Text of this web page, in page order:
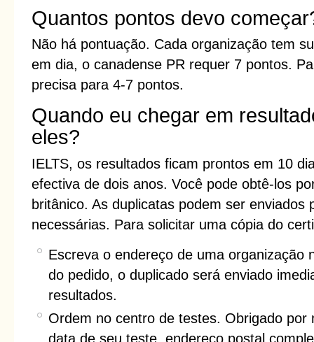
Quantos pontos devo
Não há pontuação. Cada organização tem
em dia, o canadense PR requer 7 pontos.
precisa para 4-7 pontos.
Quando eu chegar em
eles?
IELTS, os resultados ficam prontos em 10
efectiva de dois anos. Você pode obtê-los
britânico. As duplicatas podem ser enviados
necessárias. Para solicitar uma cópia do
Escreva o endereço de uma organização
do pedido, o duplicado será enviado
resultados.
Ordem no centro de testes. Obrigado por
data de seu teste, endereço postal